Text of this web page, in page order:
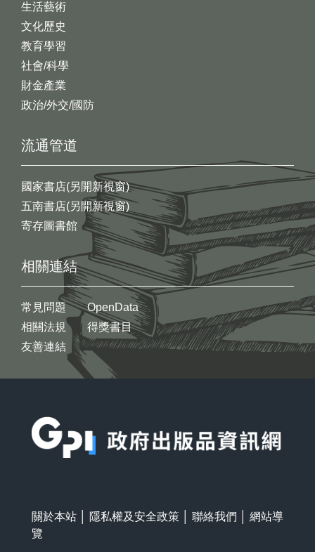
生活藝術
文化歷史
教育學習
社會/科學
財金產業
政治/外交/國防
流通管道
國家書店(另開新視窗)
五南書店(另開新視窗)
寄存圖書館
相關連結
常見問題
相關法規
友善連結
OpenData
得獎書目
關於本站 隱私權及安全政策 聯絡我們
網站導
覽